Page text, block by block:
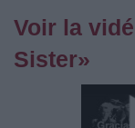
Voir la
Sister»